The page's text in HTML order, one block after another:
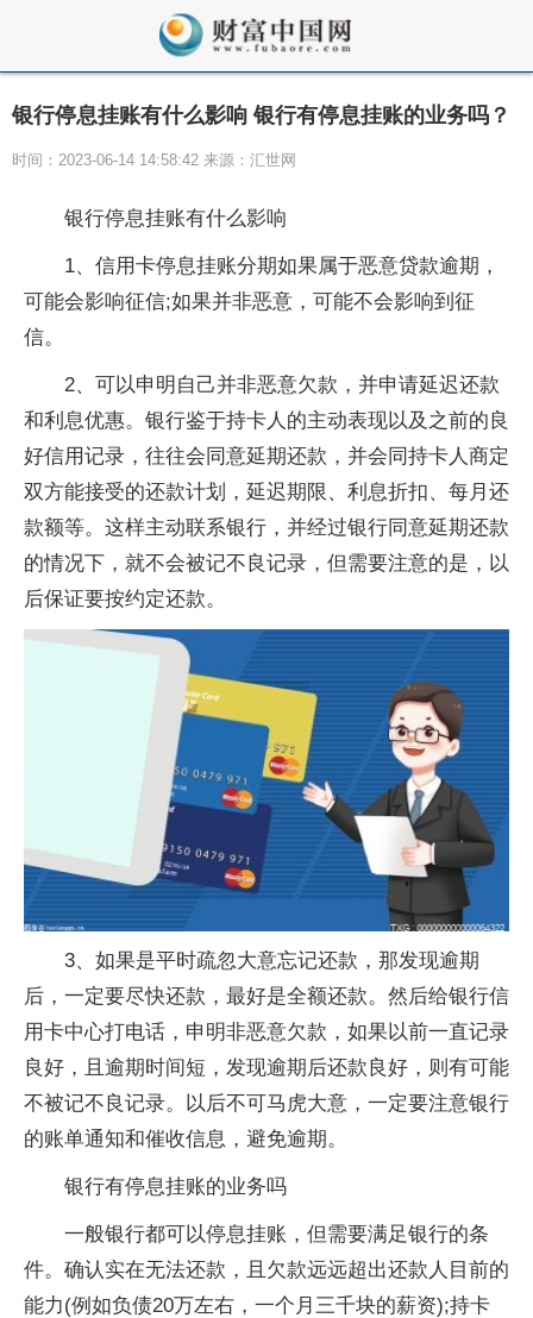
银行停息挂账有什么影响 银行有停息挂账的业务吗？
时间：2023-06-14 14:58:42 来源：汇世网
银行停息挂账有什么影响
1、信用卡停息挂账分期如果属于恶意贷款逾期，
可能会影响征信;如果并非恶意，可能不会影响到征
信。
2、可以申明自己并非恶意欠款，并申请延迟还款
和利息优惠。银行鉴于持卡人的主动表现以及之前的良
好信用记录，往往会同意延期还款，并会同持卡人商定
双方能接受的还款计划，延迟期限、利息折扣、每月还
款额等。这样主动联系银行，并经过银行同意延期还款
的情况下，就不会被记不良记录，但需要注意的是，以
后保证要按约定还款。
3、如果是平时疏忽大意忘记还款，那发现逾期
后，一定要尽快还款，最好是全额还款。然后给银行信
用卡中心打电话，申明非恶意欠款，如果以前一直记录
良好，且逾期时间短，发现逾期后还款良好，则有可能
不被记不良记录。以后不可马虎大意，一定要注意银行
的账单通知和催收信息，避免逾期。
银行有停息挂账的业务吗
一般银行都可以停息挂账，但需要满足银行的条
件。确认实在无法还款，且欠款远远超出还款人目前的
能力(例如负债20万左右，一个月三千块的薪资);持卡